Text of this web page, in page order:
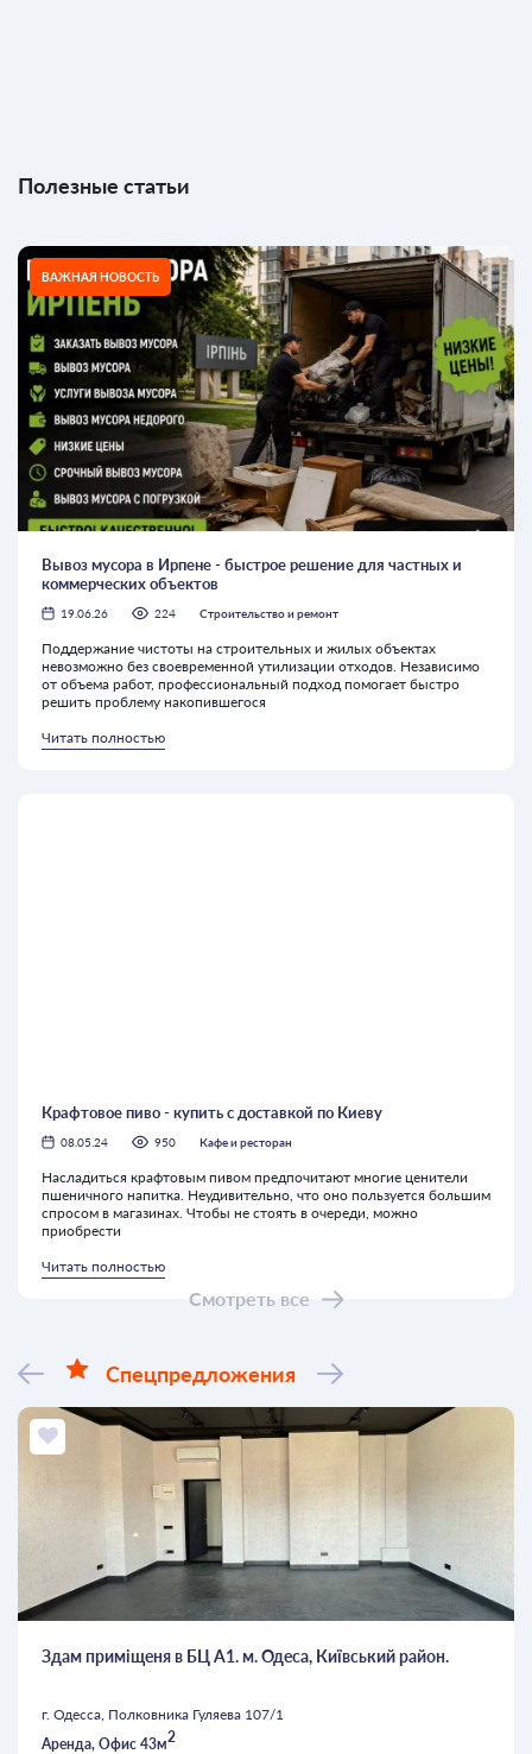
Полезные статьи
Смотреть все
ВАЖНАЯ НОВОСТЬ
Вывоз мусора в Ирпене - быстрое решение для частных и
коммерческих объектов
19.06.26 224 Строительство и ремонт
Поддержание чистоты на строительных и жилых объектах
невозможно без своевременной утилизации отходов. Независимо
от объема работ, профессиональный подход помогает быстро
решить проблему накопившегося
Читать полностью
Крафтовое пиво - купить с доставкой по Киеву
08.05.24 950 Кафе и ресторан
Насладиться крафтовым пивом предпочитают многие ценители
пшеничного напитка. Неудивительно, что оно пользуется большим
спросом в магазинах. Чтобы не стоять в очереди, можно
приобрести
Читать полностью
Спецпредложения
Здам приміщеня в БЦ А1. м. Одеса, Київський район.
г. Одесса, Полковника Гуляева 107/1
Аренда, Офис 43м2